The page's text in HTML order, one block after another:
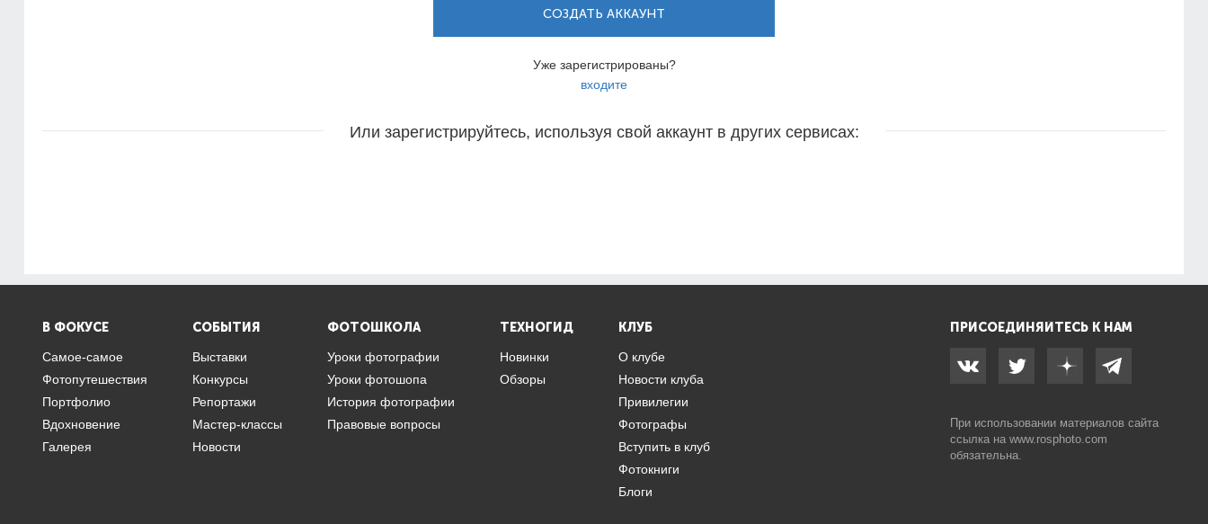
СОЗДАТЬ АККАУНТ
Уже зарегистрированы?
входите
Или зарегистрируйтесь, используя свой аккаунт в других сервисах:
В ФОКУСЕ
Самое-самое
Фотопутешествия
Портфолио
Вдохновение
Галерея
СОБЫТИЯ
Выставки
Конкурсы
Репортажи
Мастер-классы
Новости
ФОТОШКОЛА
Уроки фотографии
Уроки фотошопа
История фотографии
Правовые вопросы
ТЕХНОГИД
Новинки
Обзоры
КЛУБ
О клубе
Новости клуба
Привилегии
Фотографы
Вступить в клуб
Фотокниги
Блоги
ПРИСОЕДИНЯЙТЕСЬ К НАМ
При использовании материалов сайта
ссылка на www.rosphoto.com
обязательна.